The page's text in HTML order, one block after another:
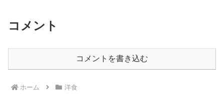
コメント
コメントを書き込む
ホーム 洋食